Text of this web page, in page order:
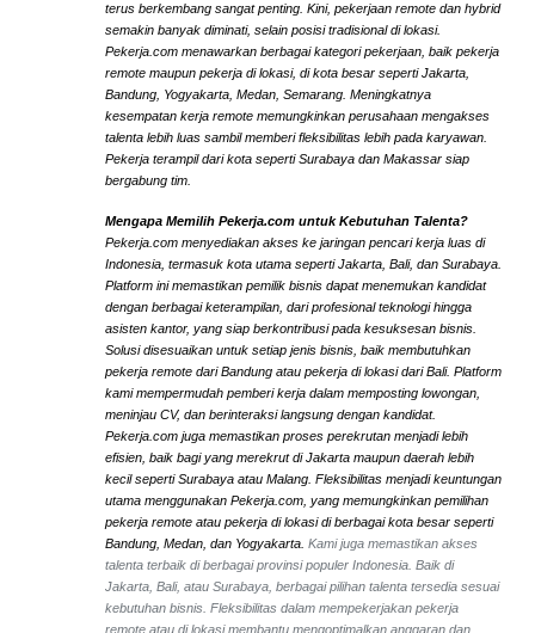
terus berkembang sangat penting. Kini, pekerjaan remote dan hybrid
semakin banyak diminati, selain posisi tradisional di lokasi.
Pekerja.com menawarkan berbagai kategori pekerjaan, baik pekerja
remote maupun pekerja di lokasi, di kota besar seperti Jakarta,
Bandung, Yogyakarta, Medan, Semarang. Meningkatnya
kesempatan kerja remote memungkinkan perusahaan mengakses
talenta lebih luas sambil memberi fleksibilitas lebih pada karyawan.
Pekerja terampil dari kota seperti Surabaya dan Makassar siap
bergabung tim.
Mengapa Memilih Pekerja.com untuk Kebutuhan Talenta?
Pekerja.com menyediakan akses ke jaringan pencari kerja luas di
Indonesia, termasuk kota utama seperti Jakarta, Bali, dan Surabaya.
Platform ini memastikan pemilik bisnis dapat menemukan kandidat
dengan berbagai keterampilan, dari profesional teknologi hingga
asisten kantor, yang siap berkontribusi pada kesuksesan bisnis.
Solusi disesuaikan untuk setiap jenis bisnis, baik membutuhkan
pekerja remote dari Bandung atau pekerja di lokasi dari Bali. Platform
kami mempermudah pemberi kerja dalam memposting lowongan,
meninjau CV, dan berinteraksi langsung dengan kandidat.
Pekerja.com juga memastikan proses perekrutan menjadi lebih
efisien, baik bagi yang merekrut di Jakarta maupun daerah lebih
kecil seperti Surabaya atau Malang. Fleksibilitas menjadi keuntungan
utama menggunakan Pekerja.com, yang memungkinkan pemilihan
pekerja remote atau pekerja di lokasi di berbagai kota besar seperti
Bandung, Medan, dan Yogyakarta. Kami juga memastikan akses
talenta terbaik di berbagai provinsi populer Indonesia. Baik di
Jakarta, Bali, atau Surabaya, berbagai pilihan talenta tersedia sesuai
kebutuhan bisnis. Fleksibilitas dalam mempekerjakan pekerja
remote atau di lokasi membantu mengoptimalkan anggaran dan